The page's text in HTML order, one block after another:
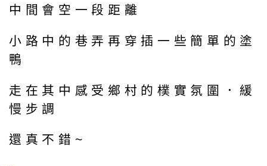
中間會空一段距離
小路中的巷弄再穿插一些簡單的塗
鴨
走在其中感受鄉村的樸實氛圍．緩
慢步調
還真不錯~